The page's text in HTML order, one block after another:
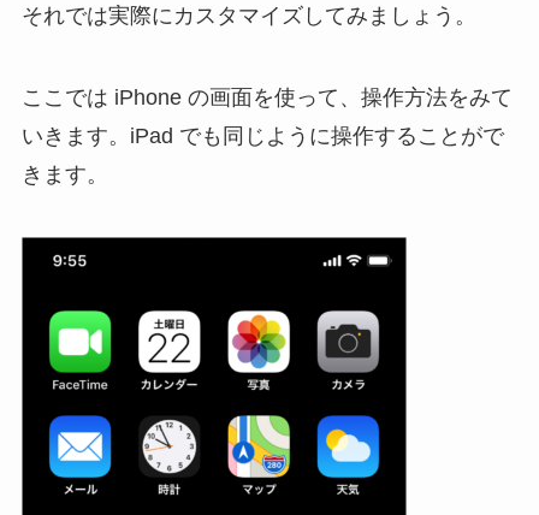
それでは実際にカスタマイズしてみましょう。
ここでは iPhone の画面を使って、操作方法をみて
いきます。iPad でも同じように操作することがで
きます。